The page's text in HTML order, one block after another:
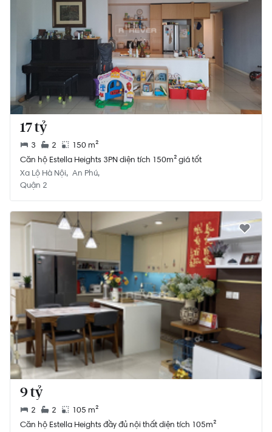
17 tỷ
3 2
150 m²
Căn hộ Estella Heights 3PN diện tích 150m² giá tốt
Xa Lộ Hà Nội An Phú
Quận 2
9 tỷ
2 2
105 m²
Căn hộ Estella Heights đầy đủ nội thất diện tích 105m²